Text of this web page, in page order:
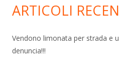
ARTICOLI
Vendono limonata per strada e
denuncia!!!